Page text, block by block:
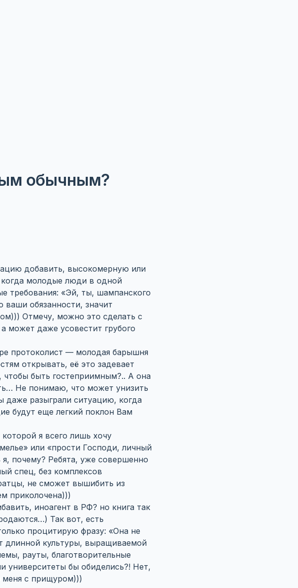
обычным?
добавить, высокомерную или
молодые люди в одной
требования: «Эй, ты, шампанского
ваши обязанности, значит
Отмечу, можно это сделать с
может даже усовестит грубого
протоколист — молодая барышня
открывать, её это задевает
быть гостеприимным?.. А она
Не понимаю, что может унизить
даже разыграли ситуацию, когда
будут еще легкий поклон Вам
я всего лишь хочу
или «прости Господи, личный
почему? Ребята, уже совершенно
спец, без комплексов
не сможет вышибить из
приколочена)))
иноагент в РФ? но книга так
Так вот, есть
процитирую фразу: «Она не
длинной культуры, выращиваемой
рауты, благотворительные
университеты бы обиделись?! Нет,
меня с прищуром)))